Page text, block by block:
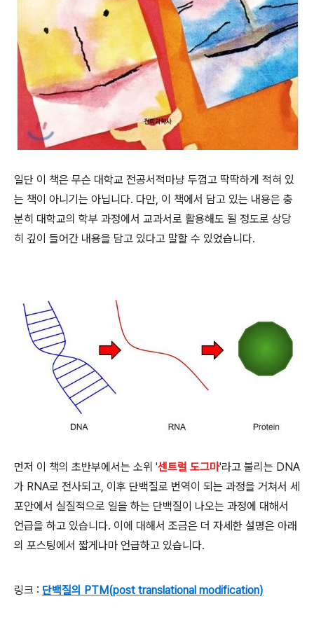
일단 이 책은 무슨 대학교 전공서적마냥 두껍고 딱딱하게 적혀 있
는 책이 아니기는 아닙니다. 다만, 이 책에서 담고 있는 내용은 충
분히 대학교의 학부 과정에서 교과서로 활용해도 될 정도로 상당
히 깊이 들어간 내용을 담고 있다고 말할 수 있었습니다.
먼저 이 책의 초반부에서는 소위 '센트럴 도그마'라고 불리는 DNA
가 RNA로 전사되고, 이후 단백질로 번역이 되는 과정을 거쳐서 세
포안에서 실질적으로 일을 하는 단백질이 나오는 과정에 대해서
언급을 하고 있습니다. 이에 대해서 조금은 더 자세한 설명은 아래
의 포스팅에서 짧게나마 언급하고 있습니다.
링크 : 단백질의 PTM(post translational modification)